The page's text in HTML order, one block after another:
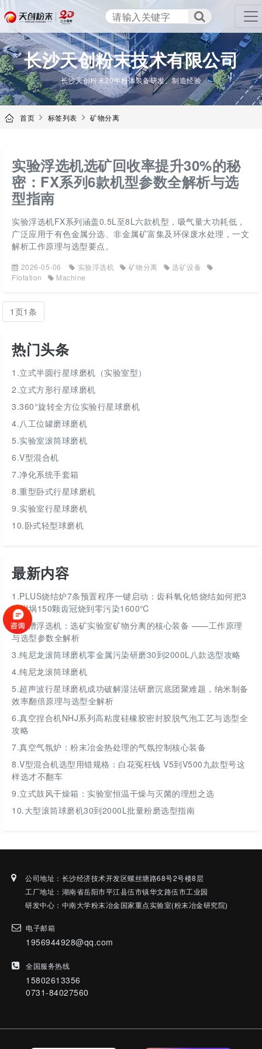
长沙天创粉末技术有限公司
TENCAN
长沙天创粉末20年粉体装备研发、制造经验
首页 标签列表 矿物分离
实验浮选机选矿回收率提升30%的秘
密：FX系列6款机型参数全解析与选
型指南
实验浮选机FX系列涵盖0.5L至8L六款机型，吸气量大功耗低，
广泛应用于有色金属分选、非金属矿富集及环保废水处理，一文
解析工作原理与选型要点。
2026-05-06 实验浮选机 矿物分离
选矿设备
Flotation
Machine
1页1条
热门头条
1.立式半圆行星球磨机（实验室型）
2.立式方形行星球磨机
3.360°旋转全方位实验行星球磨机
4.八工位罐磨球磨机
5.实验室滚筒球磨机
6.V型混合机
7.净化系统手套箱
8.重型卧式行星球磨机
9.实验室行星球磨机
10.卧式轻型球磨机
最新内容
1.PLUS烧结炉7条预置程序一键启动：齿科氧化锆烧结如何把3
层坩埚150颗齿冠烧到零污染1600℃
2.挂槽浮选机：选矿实验室矿物分离的核心装备 ——工作原理
与选型参数全解析
3.纯尼龙滚筒球磨机零金属污染研磨30到2000L八款选型攻略
4.纯尼龙滚筒球磨机
5.超声波行星球磨机成功破解湿法研磨沉底团聚难题，纳米制备
效率翻倍原理与选型全解析
6.真空捏合机NHJ系列高粘度硅橡胶密封胶脱气泡工艺与选型全
攻略
7.真空气氛炉：粉末冶金热处理的气氛控制核心装备
8.V型混合机选型用错规格：白花冤枉钱 V5到V500九款型号这
样选才不翻车
9.立式鼓风干燥箱：实验室恒温干燥与灭菌的理想之选
10.大型滚筒球磨机30到2000L批量粉磨选型指南
公司地址：长沙经济技术开发区螺丝塘路68号2号楼8层
工厂地址：湖南省岳阳市平江县伍市镇华文路伍市工业园
研发中心：中南大学粉末冶金国家重点实验室(粉末冶金研究院)
电子邮箱
1956944928@qq.com
全国服务热线
15802613356
0731-84027560